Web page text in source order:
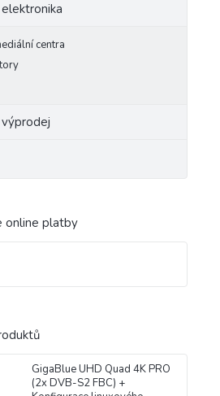
centra
online platby
GigaBlue UHD Quad 4K PRO
(2x DVB-S2 FBC) +